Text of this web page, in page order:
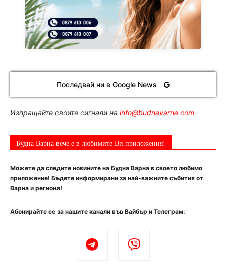
Последвай ни в Google News
Изпращайте своите сигнали на info@budnavarna.com
Будна Варна вече е в любимите Ви приложения!
Можете да следите новините на Будна Варна в своето любимо
приложение! Бъдете информирани за най-важните събития от
Варна и региона!
Абонирайте се за нашите канали във Вайбър и Телеграм: